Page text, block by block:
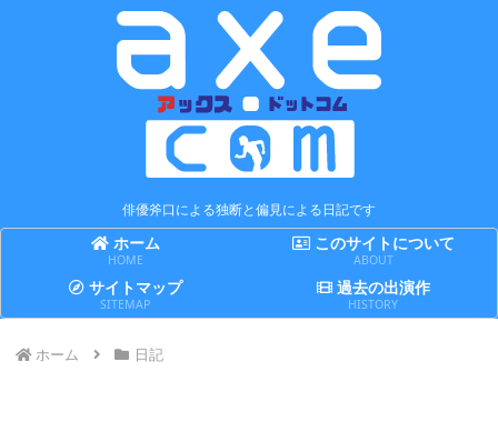
俳優斧口による独断と偏見による日記です
ホーム
HOME
このサイトについて
ABOUT
サイトマップ
SITEMAP
過去の出演作
HISTORY
ホーム 日記